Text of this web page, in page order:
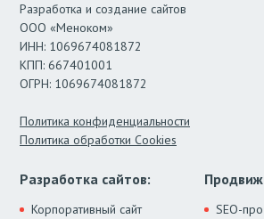
Разработка и создание сайтов
ООО «Меноком»
ИНН: 1069674081872
КПП: 667401001
ОГРН: 1069674081872
Политика конфиденциальности
Политика обработки Cookies
Разработка сайтов:
Корпоративный сайт
SEO-